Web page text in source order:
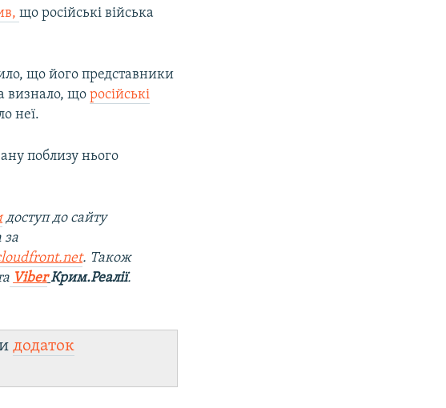
що російські війська
що його представники
визнало, щоросійські
неї.
поблизу нього
доступ до сайту
за
. Також
Viber Крим.Реалії.
додаток